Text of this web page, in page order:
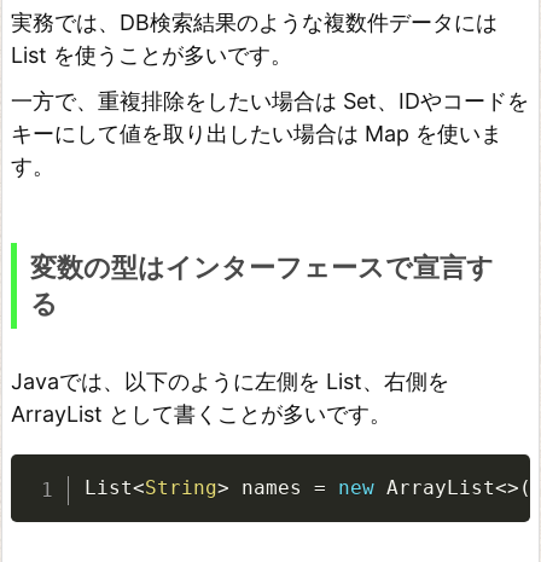
f
o
の
使
方
s
o
r
t
実務では、DB検索結果のような複数件データには
List を使うことが多いです。
一方で、重複排除をしたい場合は Set、IDやコードを
キーにして値を取り出したい場合は Map を使いま
す。
変数の型はインターフェースで宣言す
る
Javaでは、以下のように左側を List、右側を
ArrayList として書くことが多いです。
List<String> names = new ArrayList<> (